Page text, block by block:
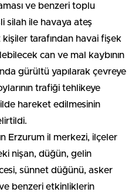
ve benzeri toplu
silah ile havaya ateş
kişiler tarafından havai fişek
can ve mal kaybının
gürültü yapılarak çevreye
trafiği tehlikeye
hareket edilmesinin
Erzurum il merkezi, ilçeler
nişan, düğün, gelin
sünnet düğünü, asker
benzeri etkinliklerin